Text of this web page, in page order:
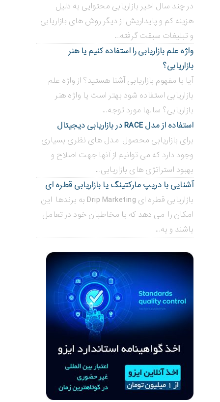
در چند سال اخیر بازاریابی محتوایی به دلیل
هزینه کم و پایداریش از دیگر روش های بازاریابی
و تبلیغات سبقت گرفته...
واژه علم بازاریابی را استفاده کنیم یا هنر
بازاریابی؟
آیا با مفهوم بازاریابی آشنا هستید؟ از واژه علم
بازاریابی استفاده شود بهتر است یا واژه هنر
بازاریابی؟ سالها مورد توجه...
استفاده از مدل RACE در بازاریابی دیجیتال
برای بازاریابی محصول مدل های نظری بسیاری
وجود دارد که می توانیم از آنها جهت اصلاح و
بهبود استراتژی های بازاریابی...
آشنایی با دریپ مارکتینگ یا بازاریابی قطره ای
بازاریابی قطره ای Drip Marketing به برندها این
امکان را می دهد که با مخاطبان خود در تعامل
باشند و به...